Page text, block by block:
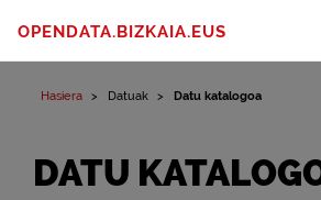
OPENDATA.BIZKAIA.EUS
Hasiera Datuak Datu katalogoa
DATU